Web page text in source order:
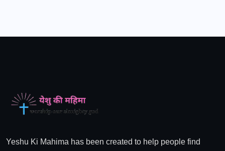
Yeshu Ki Mahima has been created to help people find